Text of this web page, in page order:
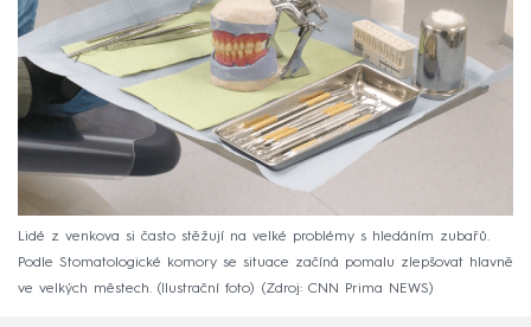
Lidé z venkova si často stěžují na velké problémy s hledáním zubařů.
Podle Stomatologické komory se situace začíná pomalu zlepšovat hlavně
ve velkých městech. (Ilustrační foto)
Zdroj: CNN Prima NEWS